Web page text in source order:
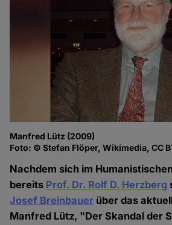
Manfred Lütz (2009)
Foto: © Stefan Flöper, Wikimedia, CC
Nachdem sich im
bereits Prof. Dr. Rolf D. Herzberg
Josef Breinbauer über das
Manfred Lütz, "Der Skandal der